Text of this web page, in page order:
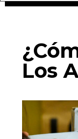
Los